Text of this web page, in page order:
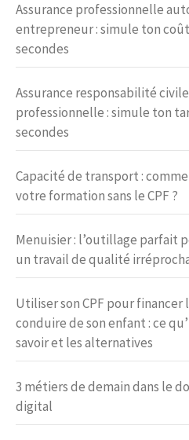
Assurance professionnelle
entrepreneur : simule ton
secondes
Assurance responsabilité civile
professionnelle : simule ton
secondes
Capacité de transport :
votre formation sans le CPF ?
Menuisier : l’outillage parfait
un travail de qualité
Utiliser son CPF pour financer
conduire de son enfant : ce
savoir et les alternatives
3 métiers de demain dans le
digital